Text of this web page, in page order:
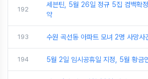
192
세븐틴, 5월 26일 정규 5집 컴백확
약
193 수원 곡선동 아파트 모녀 2명 사망사
194 5월 2일 임시공휴일 지정, 5월 황금